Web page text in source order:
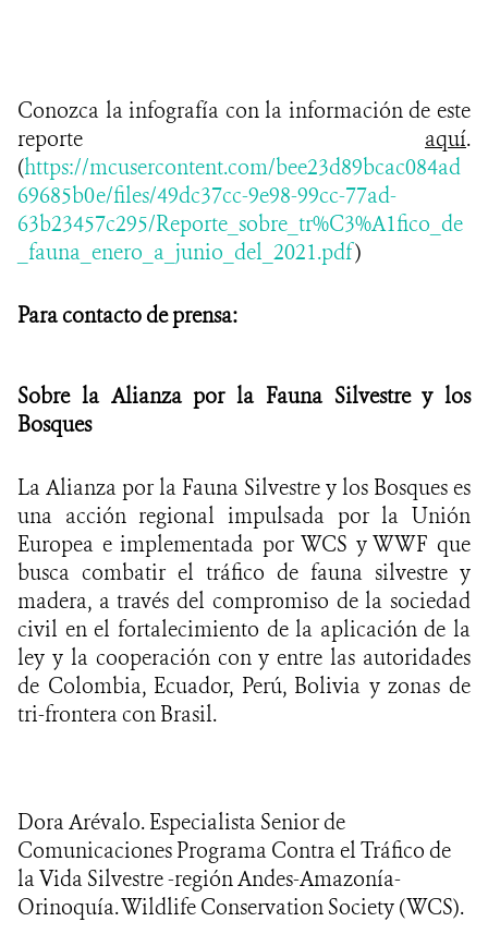
Conozca la infografía con la información de este
reporte aquí.
(https://mcusercontent.com/bee23d89bcac084ad
69685b0e/files/49dc37cc-9e98-99cc-77ad-
63b23457c295/Reporte_sobre_tr%C3%A1fico_de
_fauna_enero_a_junio_del_2021.pdf)
Para contacto de prensa:
Sobre la Alianza por la Fauna Silvestre y los
Bosques
La Alianza por la Fauna Silvestre y los Bosques es
una acción regional impulsada por la Unión
Europea e implementada por WCS y WWF que
busca combatir el tráfico de fauna silvestre y
madera, a través del compromiso de la sociedad
civil en el fortalecimiento de la aplicación de la
ley y la cooperación con y entre las autoridades
de Colombia, Ecuador, Perú, Bolivia y zonas de
tri-frontera con Brasil.
Dora Arévalo. Especialista Senior de
Comunicaciones Programa Contra el Tráfico de
la Vida Silvestre -región Andes-Amazonía-
Orinoquía. Wildlife Conservation Society (WCS).